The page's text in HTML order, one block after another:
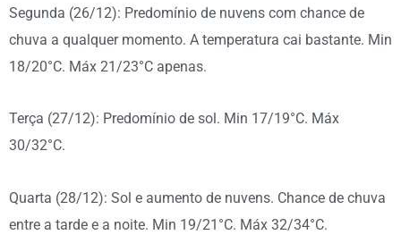
Segunda (26/12): Predomínio de nuvens com chance de
chuva a qualquer momento. A temperatura cai bastante. Min
18/20°C. Máx 21/23°C apenas.
Terça (27/12): Predomínio de sol. Min 17/19°C. Máx
30/32°C.
Quarta (28/12): Sol e aumento de nuvens. Chance de chuva
entre a tarde e a noite. Min 19/21°C. Máx 32/34°C.